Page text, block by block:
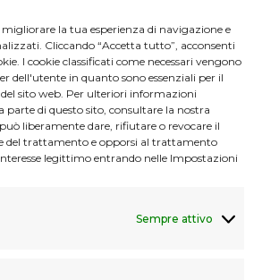
la tua esperienza di navigazione e
Cliccando “Accetta tutto”, acconsenti
I cookie classificati come necessari vengono
dell'utente in quanto sono essenziali per il
sito web. Per ulteriori informazioni
parte di questo sito, consultare la nostra
liberamente dare, rifiutare o revocare il
del trattamento e opporsi al trattamento
legittimo entrando nelle Impostazioni
Sempre attivo
in quanto viene aggiornato
. Non può pertanto
editoriale ai sensi della
Disclaimer